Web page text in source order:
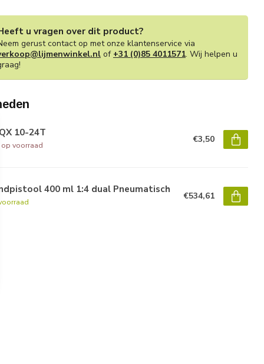
u vragen over dit product?
gerust contact op met onze klantenservice via
of +31 (0)85 4011571. Wij helpen u
10-24T
op voorraad
€3,50
400 ml 1:4 dual Pneumatisch
voorraad
€534,61